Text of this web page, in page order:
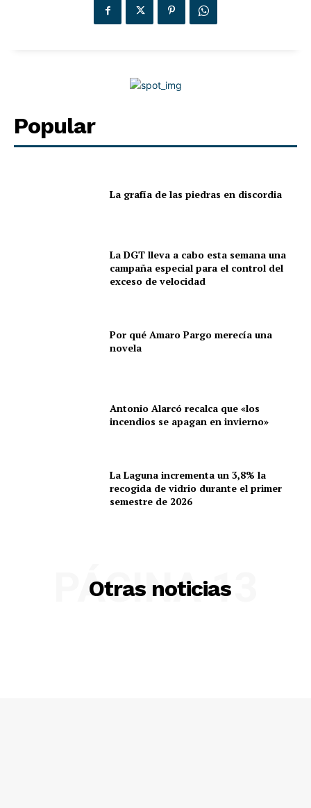
la gestión de este diario digital independiente,
impulsados por la pasión, el pensamiento crítico y el
reflexión y contribuyan a una sociedad más informada y
Este proyecto no tendría sentido sin el talento y la
entrega de nuestros colaboradores. Son ellos quienes
experiencia significativa para nuestros lectores.
apoyamos. No respondemos a ninguna tendencia política
o religiosa. Nuestro único compromiso es con la verdad,
el rigor y el respeto. Apostamos por una cobertura
responsabilidad editorial.
Popular
La grafía de las piedras en discordia
La DGT lleva a cabo esta semana una
campaña especial para el control del
exceso de velocidad
Por qué Amaro Pargo merecía una
novela
Antonio Alarcó recalca que «los
incendios se apagan en invierno»
La Laguna incrementa un 3,8% la
recogida de vidrio durante el primer
semestre de 2026
Otras noticias
PÁGINA 13